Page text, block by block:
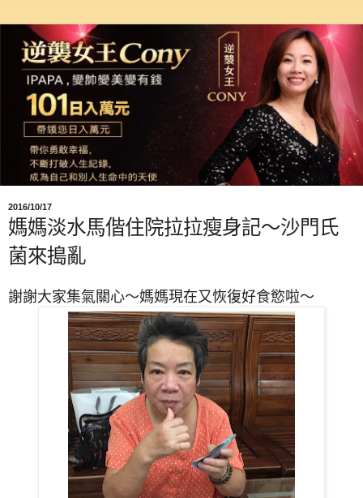
2016/10/17
媽媽淡水馬偕住院拉拉瘦身記～沙門氏
菌來搗亂
謝謝大家集氣關心～媽媽現在又恢復好食慾啦～